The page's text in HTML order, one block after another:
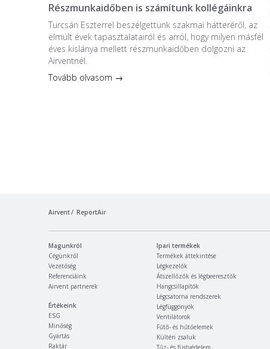
Részmunkaidőben is számítunk kollégáinkra
Turcsán Eszterrel beszélgettünk szakmai hátteréről, az
elmúlt évek tapasztalatairól és arról, hogy milyen másfél
éves kislánya mellett részmunkaidőben dolgozni az
Airventnél.
Tovább olvasom →
Airvent ReportAir
Magunkról
Cégünkről
Vezetőség
Referenciáink
Airvent partnerek
Értékeink
ESG
Minőség
Gyártás
Raktár
Ipari termékek
Termékek áttekintése
Légkezelők
Átszellőzők és légbeeresztők
Hangcsillapítók
Légcsatorna rendszerek
Légfüggönyök
Ventilátorok
Fűtő- és hűtőelemek
Kültéri zsaluk
Tűz- és füstvédelem